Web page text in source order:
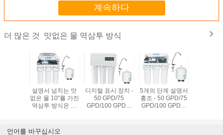
계속하다
더 많은 것 맛없은 물 역삼투 방식
설명서 넘치는 맛
없은 물 10"를 가진
역삼투 방식은 두
줄입니다
디지털 표시 장치 -
50 GPD/75
GPD/100 GPD를
5개의 단계 설명서
홍조 - 50 GPD/75
GPD/100 GPD를
언어를 바꾸십시오